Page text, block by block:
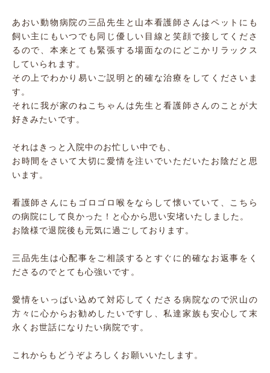
あおい動物病院の三品先生と山本看護師さんはペットにも
飼い主にもいつでも同じ優しい目線と笑顔で接してくださ
るので、本来とても緊張する場面なのにどこかリラックス
していられます。
その上でわかり易いご説明と的確な治療をしてくださいま
す。
それに我が家のねこちゃんは先生と看護師さんのことが大
好きみたいです。
それはきっと入院中のお忙しい中でも、
お時間をさいて大切に愛情を注いでいただいたお陰だと思
います。
看護師さんにもゴロゴロ喉をならして懐いていて、こちら
の病院にして良かった！と心から思い安堵いたしました。
お陰様で退院後も元気に過ごしております。
三品先生は心配事をご相談するとすぐに的確なお返事をく
ださるのでとても心強いです。
愛情をいっぱい込めて対応してくださる病院なので沢山の
方々に心からお勧めしたいですし、私達家族も安心して末
永くお世話になりたい病院です。
これからもどうぞよろしくお願いいたします。